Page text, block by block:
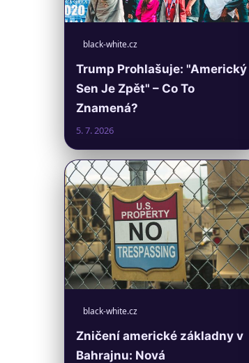
black-white.cz
Trump Prohlašuje: "Americký
Sen Je Zpět" – Co To
Znamená?
5. 7. 2026
black-white.cz
Zničení americké základny v
Bahrajnu: Nová